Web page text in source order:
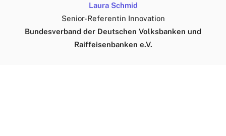
Laura Schmid
Senior-Referentin Innovation
Bundesverband der Deutschen Volksbanken und
Raiffeisenbanken e.V.